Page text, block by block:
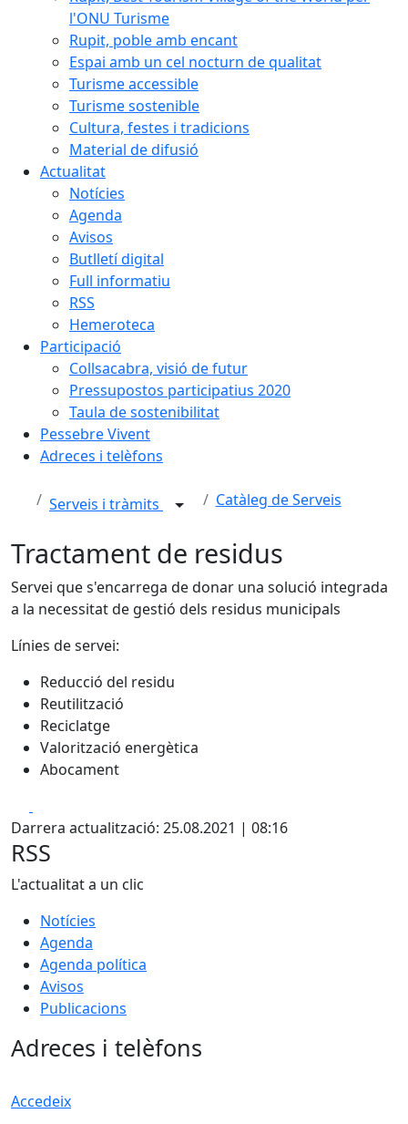
l'ONU Turisme
Rupit, poble amb encant
Espai amb un cel nocturn de qualitat
Turisme accessible
Turisme sostenible
Cultura, festes i tradicions
Material de difusió
Actualitat
Notícies
Agenda
Avisos
Butlletí digital
Full informatiu
RSS
Hemeroteca
Participació
Collsacabra, visió de futur
Pressupostos participatius 2020
Taula de sostenibilitat
Pessebre Vivent
Adreces i telèfons
Serveis i tràmits Catàleg de Serveis
Tractament de residus
Servei que s'encarrega de donar una solució integrada
a la necessitat de gestió dels residus municipals
Línies de servei:
Reducció del residu
Reutilització
Reciclatge
Valorització energètica
Abocament
Darrera actualització: 25.08.2021 | 08:16
RSS
L'actualitat a un clic
Notícies
Agenda
Agenda política
Avisos
Publicacions
Adreces i telèfons
Accedeix